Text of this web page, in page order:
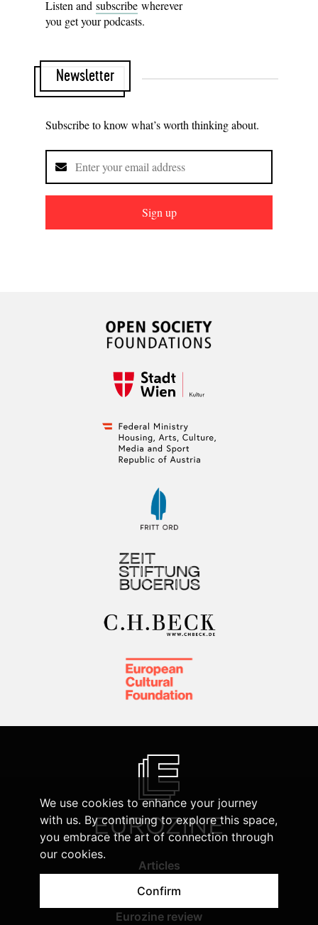
We use cookies to enhance your journey
with us. By continuing to explore this space,
you embrace the art of connection through
our cookies.
Confirm
Listen and subscribe wherever
you get your podcasts.
Newsletter
Subscribe to know what’s worth thinking about.
Sign up
Articles
Authors
Focal points
Eurozine review